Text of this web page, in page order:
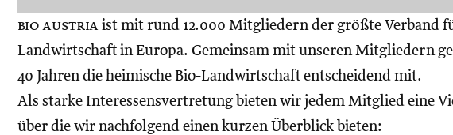
bio austria ist mit rund 12.000 Mitgliedern der größte Verband
Landwirtschaft in Europa. Gemeinsam mit unseren Mitgliedern
40 Jahren die heimische Bio-Landwirtschaft entscheidend mit.
Als starke Interessensvertretung bieten wir jedem Mitglied eine
über die wir nachfolgend einen kurzen Überblick bieten: